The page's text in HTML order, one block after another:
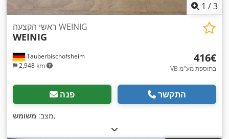
1 /3
Tauberbischofsheim
2,948 km
ראשי הקצעה WEINIG
WEINIG
‏416 ‏€
VB בתוספת מע"מ
פנה התקשר
מצב: משומש ,